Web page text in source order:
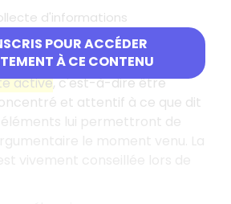
POUR ACCÉDER
À CE CONTENU
d'informations
pertinentes, le
plus d'un bon relationnel,
active, c'est-à-dire être
et attentif à ce que dit
lui permettront de